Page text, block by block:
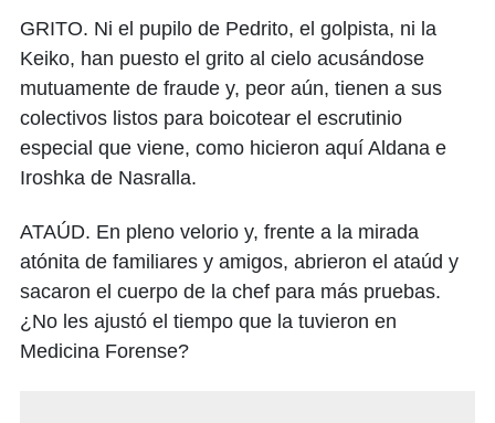
GRITO. Ni el pupilo de Pedrito, el golpista, ni la
Keiko, han puesto el grito al cielo acusándose
mutuamente de fraude y, peor aún, tienen a sus
colectivos listos para boicotear el escrutinio
especial que viene, como hicieron aquí Aldana e
Iroshka de Nasralla.
ATAÚD. En pleno velorio y, frente a la mirada
atónita de familiares y amigos, abrieron el ataúd y
sacaron el cuerpo de la chef para más pruebas.
¿No les ajustó el tiempo que la tuvieron en
Medicina Forense?